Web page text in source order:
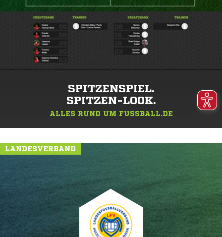
SPITZENSPIEL.
SPITZEN-LOOK.
ALLES RUND UM FUSSBALL.DE
LANDESVERBAND